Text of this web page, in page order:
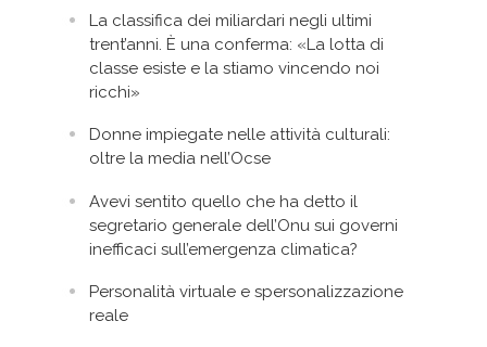
La classifica dei miliardari negli ultimi
trent’anni. È una conferma: «La lotta di
classe esiste e la stiamo vincendo noi
ricchi»
Donne impiegate nelle attività culturali:
oltre la media nell’Ocse
Avevi sentito quello che ha detto il
segretario generale dell’Onu sui governi
inefficaci sull’emergenza climatica?
Personalità virtuale e spersonalizzazione
reale